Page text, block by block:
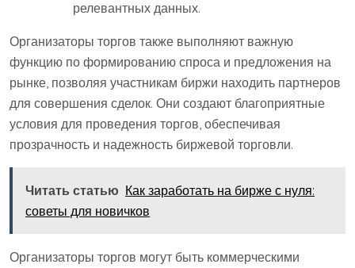
релевантных данных.
Организаторы торгов также выполняют важную
функцию по формированию спроса и предложения на
рынке, позволяя участникам биржи находить партнеров
для совершения сделок. Они создают благоприятные
условия для проведения торгов, обеспечивая
прозрачность и надежность биржевой торговли.
Читать статью Как заработать на бирже с нуля:
советы для новичков
Организаторы торгов могут быть коммерческими